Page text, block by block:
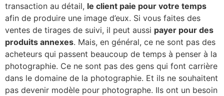
transaction au détail, le client paie pour votre temps
afin de produire une image d’eux. Si vous faites des
ventes de tirages de suivi, il peut aussi payer pour des
produits annexes. Mais, en général, ce ne sont pas des
acheteurs qui passent beaucoup de temps à penser à la
photographie. Ce ne sont pas des gens qui font carrière
dans le domaine de la photographie. Et ils ne souhaitent
pas devenir modèle pour photographe. Ils ont un besoin